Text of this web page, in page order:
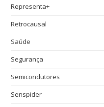
Representa+
Retrocausal
Saúde
Segurança
Semicondutores
Senspider